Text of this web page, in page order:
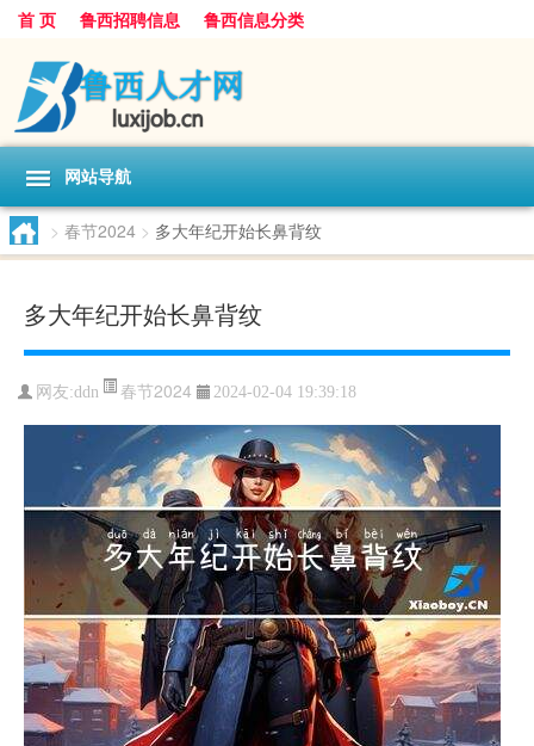
首 页 鲁西招聘信息 鲁西信息分类
网站导航
> 春节2024 > 多大年纪开始长鼻背纹
多大年纪开始长鼻背纹
网友:ddn 春节2024 2024-02-04 19:39:18